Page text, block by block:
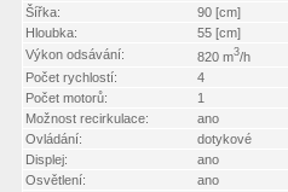
Šířka:
90 [cm]
Hloubka:
55 [cm]
Výkon odsávání:
820 m3/h
Počet rychlostí:
4
Počet motorů:
1
Možnost recirkulace:
ano
Ovládání:
dotykové
Displej:
ano
Osvětlení:
ano